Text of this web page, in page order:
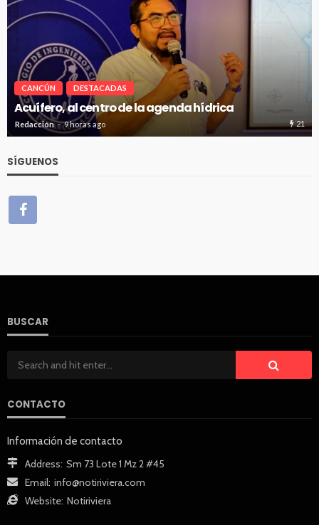
21
CANCÚN DESTACADAS
Renuevan 250 módulos de basura en el bulevar
Kukulcán
Redacción 9 horas ago
SÍGUENOS
BUSCAR
CONTACTO
Información de contacto
Address: Sm 73 Lote 1 Mz 2 #45
Email: info@notiriviera.com
Website: Notiriviera